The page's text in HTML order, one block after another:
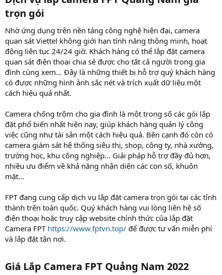
trọn gói​
Nhờ ứng dụng trên nền tảng công nghệ hiện đại, camera
quan sát Viettel không giới hạn tính năng thông minh, hoạt
động liên tục 24/24 giờ. Khách hàng có thể lắp đặt camera
quan sát điện thoại chia sẻ được cho tất cả người trong gia
đình cùng xem… Đây là những thiết bị hỗ trợ quý khách hàng
có được những hình ảnh sắc nét và trích xuất dữ liệu một
cách hiệu quả nhất.
Camera chống trộm cho gia đình là một trong số các gói lắp
đặt phổ biến nhất hiện nay, giúp khách hàng quản lý công
việc cũng như tài sản một cách hiệu quả. Bên cạnh đó còn có
camera giám sát hệ thống siêu thị, shop, công ty, nhà xưởng,
trường học, khu công nghiệp… Giải pháp hỗ trợ đầy đủ hơn,
nhiều ưu điểm về khả năng nhận diện các con số, khuôn
mặt…
FPT đang cung cấp dịch vụ lắp đặt camera trọn gói tại các tỉnh
thành trên toàn quốc. Quý khách hàng vui lòng liên hệ số
điện thoại hoặc truy cập website chính thức của lắp đặt
Camera FPT https://www.fptvn.top/ để được tư vấn miễn phí
và lắp đặt tận nơi.
Giá Lắp Camera FPT Quảng Nam 2022​